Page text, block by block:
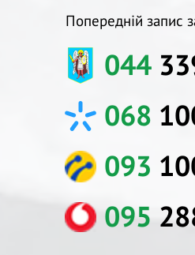
Попередній запис
044
068
093
095